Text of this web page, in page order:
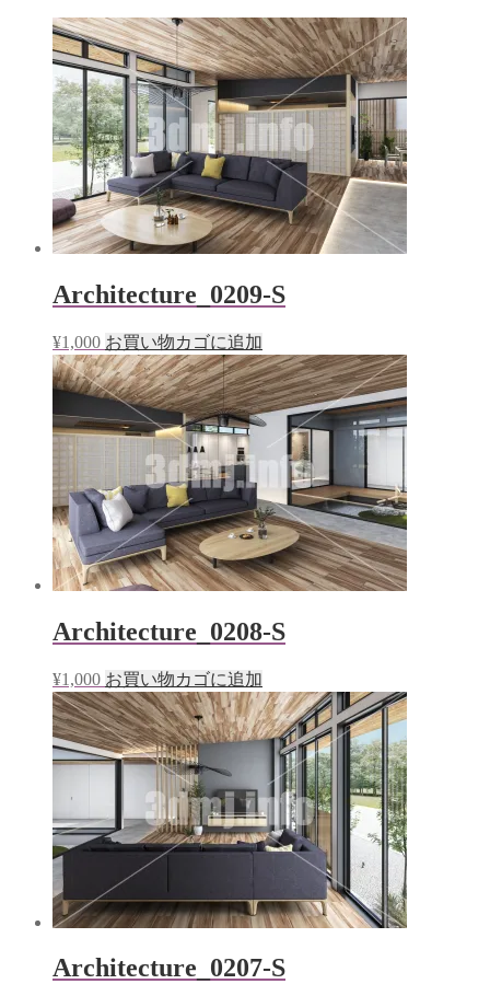
Architecture_0209-S
¥1,000 お買い物カゴに追加
Architecture_0208-S
¥1,000 お買い物カゴに追加
Architecture_0207-S